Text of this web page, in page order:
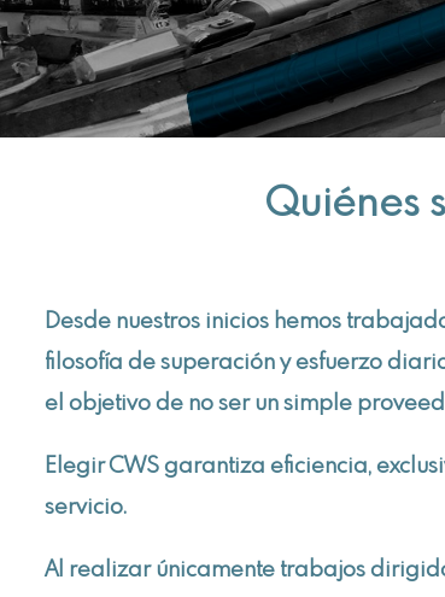
Quiénes
Desde nuestros inicios hemos
filosofía de superación y esfuerzo
el objetivo de no ser un simple
Elegir CWS garantiza eficiencia,
servicio.
Al realizar únicamente trabajos